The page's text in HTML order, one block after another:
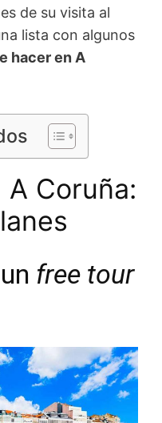
de su visita al
lista con algunos
hacer en A
Coruña:
free tour